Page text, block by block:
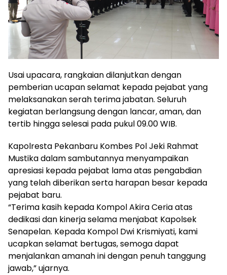
Usai upacara, rangkaian dilanjutkan dengan
pemberian ucapan selamat kepada pejabat yang
melaksanakan serah terima jabatan. Seluruh
kegiatan berlangsung dengan lancar, aman, dan
tertib hingga selesai pada pukul 09.00 WIB.
Kapolresta Pekanbaru Kombes Pol Jeki Rahmat
Mustika dalam sambutannya menyampaikan
apresiasi kepada pejabat lama atas pengabdian
yang telah diberikan serta harapan besar kepada
pejabat baru.
“Terima kasih kepada Kompol Akira Ceria atas
dedikasi dan kinerja selama menjabat Kapolsek
Senapelan. Kepada Kompol Dwi Krismiyati, kami
ucapkan selamat bertugas, semoga dapat
menjalankan amanah ini dengan penuh tanggung
jawab,” ujarnya.